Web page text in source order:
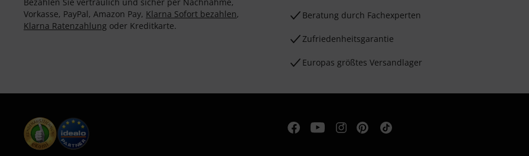
Vorkasse, PayPal, Amazon Pay, Klarna Sofort bezahlen,
Klarna Ratenzahlung oder Kreditkarte.
Beratung durch Fachexperten
Zufriedenheitsgarantie
Europas größtes Versandlager